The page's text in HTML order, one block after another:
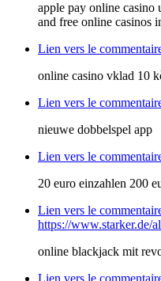
apple pay online casino
and free online casinos
Lien vers le
online casino vklad 10
Lien vers le
nieuwe dobbelspel app
Lien vers le
20 euro einzahlen 200
Lien vers le
https://www.starker.de/
online blackjack mit